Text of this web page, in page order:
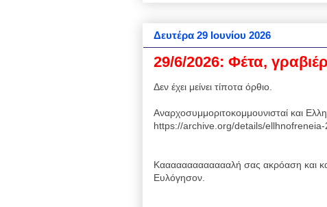
Δευτέρα 29 Ιουνίου 2026
29/6/2026: Φέτα,
Δεν έχει μείνει τίποτα όρθιο.
Αναρχοσυμμοριτοκομμουνισταί και
https://archive.org/details/
Καααααααααααααλή σας ακρόαση και
Ευλόγησον.